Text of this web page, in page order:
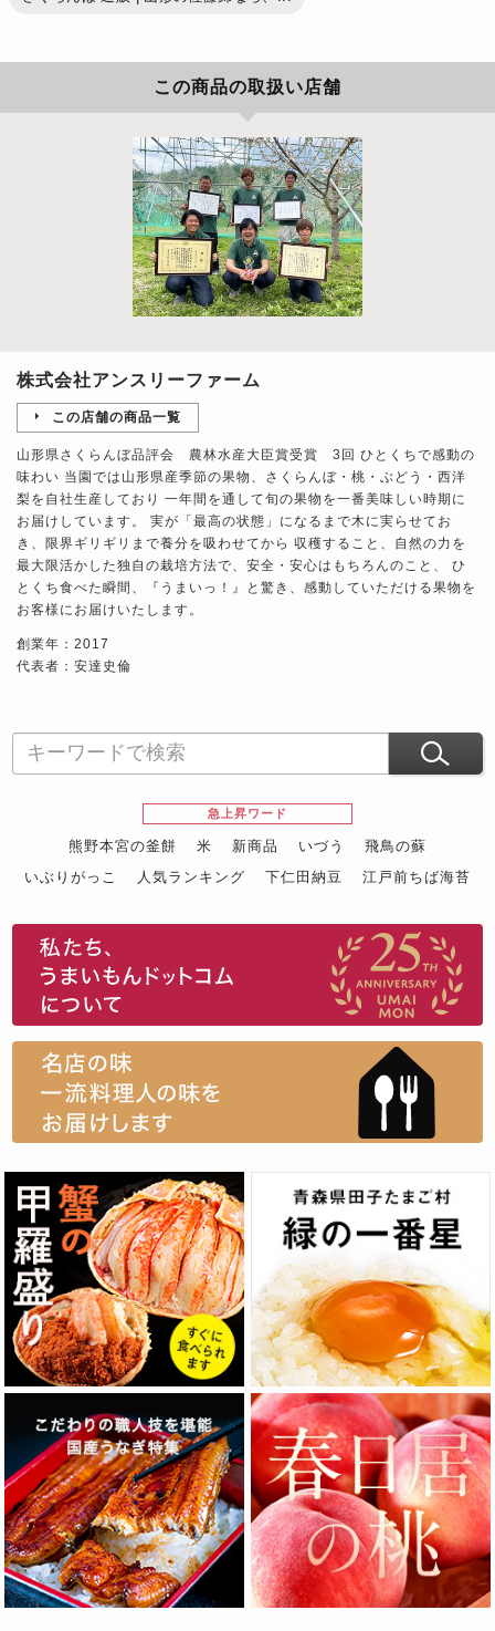
この商品の取扱い店舗
株式会社アンスリーファーム
この店舗の商品一覧
山形県さくらんぼ品評会 農林水産大臣賞受賞 3回 ひとくちで感動の
味わい 当園では山形県産季節の果物、さくらんぼ・桃・ぶどう・西洋
梨を自社生産しており 一年間を通して旬の果物を一番美味しい時期に
お届けしています。 実が「最高の状態」になるまで木に実らせてお
き、限界ギリギリまで養分を吸わせてから 収穫すること、自然の力を
最大限活かした独自の栽培方法で、安全・安心はもちろんのこと、 ひ
とくち食べた瞬間、『うまいっ！』と驚き、感動していただける果物を
お客様にお届けいたします。
創業年：2017
代表者：安達史倫
急上昇ワード
熊野本宮の釜餅 米 新商品 いづう
飛鳥の蘇
いぶりがっこ
人気ランキング 下仁田納豆
江戸前ちば海苔